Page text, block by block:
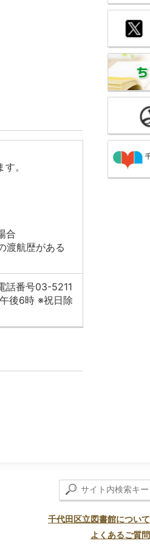
。
合
渡航歴がある
話番号03-5211
後6時 ※祝日除
千代田区立図書館について
よくあるご質問